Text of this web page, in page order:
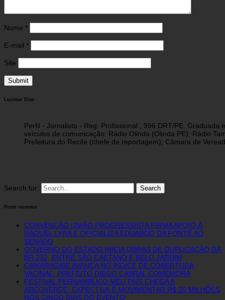
Nome *
E-mail *
Site
Luzimar Dias
Perfil - Jornalista - Reg. Profissional , 996 DRT/PE.
veículos de comunicação: Rádio Olinda (Olinda PE); Rádio
Prefeitura do Recife (chefe de reportagem); Câmara de
Search for:
Posts recentes
CONVENÇÃO UNIÃO PROGRESSISTA FIRMA APOIO À
RAQUEL LYRA E OFICIALIZA EDUARDO DA FONTE AO
SENADO
GOVERNO DO ESTADO INICIA OBRAS DE DUPLICAÇÃO DA
BR 232, ENTRE SÃO CAETANO E BELO JARDIM
CAMARAGIBE AVANÇA NO ÍNDICE DE COBERTURA
VACINAL: PREFEITO DIEGO CABRAL COMEMORA
FESTIVAL PERNAMBUCO MEU PAÍS CHEGA A
ARCOVERDE: EXPECTIVA É MOVIMENTAR R$ 20 MILHÕES
NOS CINCO DIAS DO EVENTO